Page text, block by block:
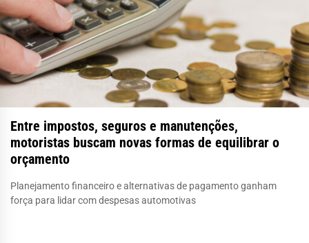
Entre impostos, seguros e manutenções,
motoristas buscam novas formas de equilibrar o
orçamento
Planejamento financeiro e alternativas de pagamento ganham
força para lidar com despesas automotivas